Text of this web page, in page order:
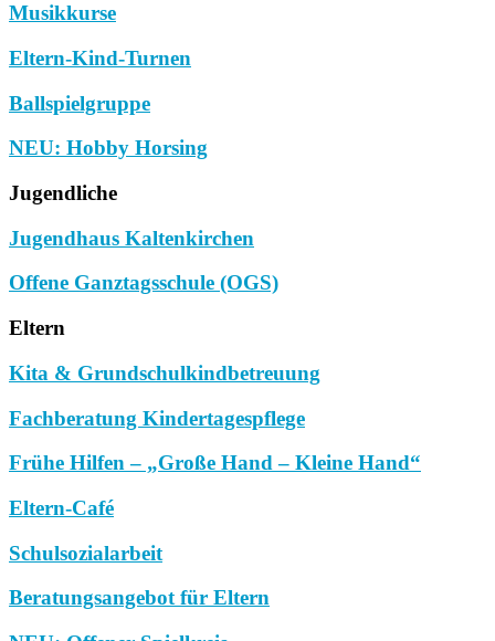
Musikkurse
Eltern-Kind-Turnen
Ballspielgruppe
NEU: Hobby Horsing
Jugendliche
Jugendhaus Kaltenkirchen
Offene Ganztagsschule (OGS)
Eltern
Kita & Grundschulkindbetreuung
Fachberatung Kindertagespflege
Frühe Hilfen – „Große Hand – Kleine Hand“
Eltern-Café
Schulsozialarbeit
Beratungsangebot für Eltern